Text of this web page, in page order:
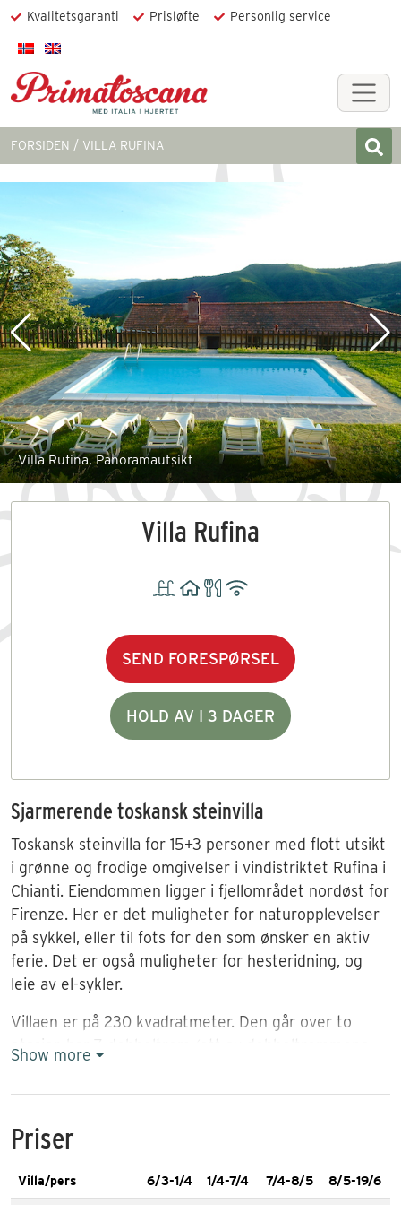
Kvalitetsgaranti Prisløfte Personlig service
FORSIDEN VILLA RUFINA
Villa Rufina, Panoramautsikt
Villa Rufina
SEND FORESPØRSEL
HOLD AV I 3 DAGER
Sjarmerende toskansk steinvilla
Toskansk steinvilla for 15+3 personer med flott utsikt
i grønne og frodige omgivelser i vindistriktet Rufina i
Chianti. Eiendommen ligger i fjellområdet nordøst for
Firenze. Her er det muligheter for naturopplevelser
på sykkel, eller til fots for den som ønsker en aktiv
ferie. Det er også muligheter for hesteridning, og
leie av el-sykler.
Villaen er på 230 kvadratmeter. Den går over to
etasjer, har 7 dobbeltrom (ett av dobbeltrommene
senger. Villaen har 5 bad (ett av badene ligger i
og to stuer. Til villaen er det knyttet en liten leilighet
innvendig dør. Leiligheten er på 40 kvm og har ett
Show more
Priser
Villa/pers 6/3-1/4 1/4-7/4 7/4-8/5 8/5-19/6